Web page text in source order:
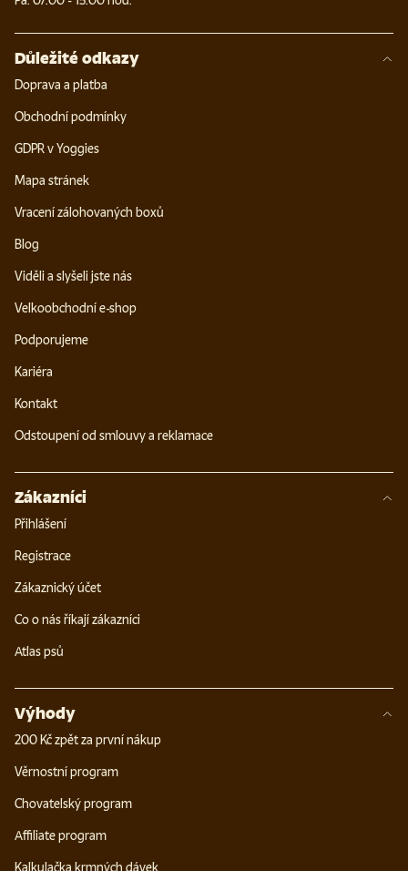
Důležité odkazy
Doprava a platba
Obchodní podmínky
GDPR v Yoggies
Mapa stránek
Vracení zálohovaných boxů
Blog
Viděli a slyšeli jste nás
Velkoobchodní e-shop
Podporujeme
Kariéra
Kontakt
Odstoupení od smlouvy a reklamace
Zákazníci
Přihlášení
Registrace
Zákaznický účet
Co o nás říkají zákazníci
Atlas psů
Výhody
200 Kč zpět za první nákup
Věrnostní program
Chovatelský program
Affiliate program